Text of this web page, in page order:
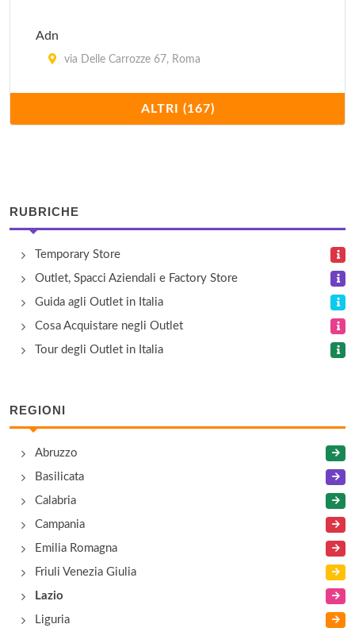
Adn
via Delle Carrozze 67, Roma
via Ponte di Piscina Cupa , Castel Romano
Alicanti
via Latina 57/f, Roma
Andrea Fabiani
via Frattina 126/127, Roma
Arfango
via della Pace , Valmontone
ALTRI (167)
RUBRICHE
Temporary Store
Outlet, Spacci Aziendali e Factory Store
Guida agli Outlet in Italia
Cosa Acquistare negli Outlet
Tour degli Outlet in Italia
REGIONI
Abruzzo
Basilicata
Calabria
Campania
Emilia Romagna
Friuli Venezia Giulia
Lazio
Liguria